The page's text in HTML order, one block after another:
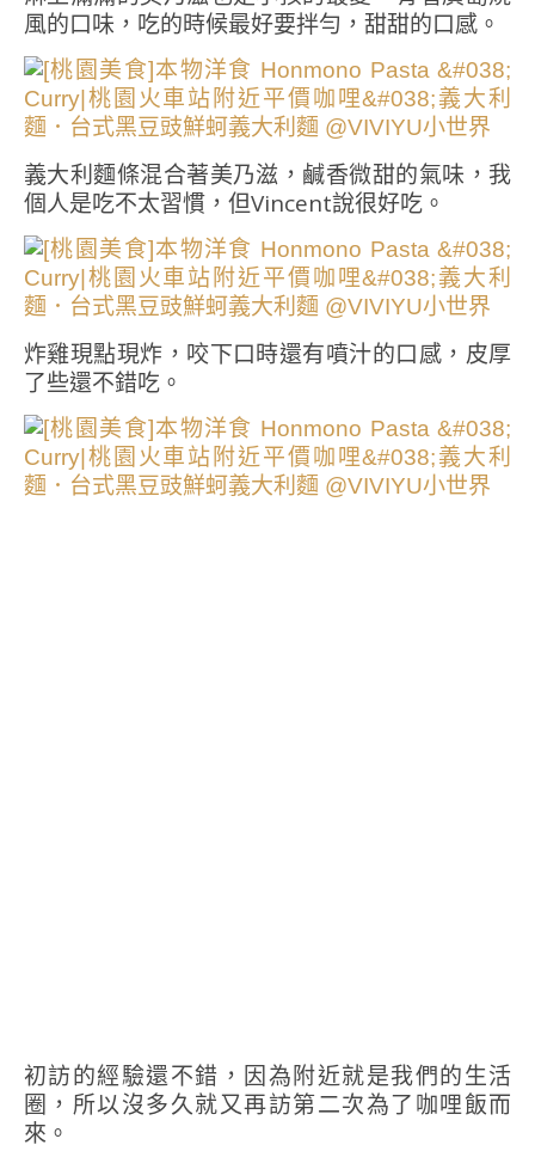
風的口味，吃的時候最好要拌勻，甜甜的口感。
義大利麵條混合著美乃滋，鹹香微甜的氣味，我
個人是吃不太習慣，但Vincent說很好吃。
炸雞現點現炸，咬下口時還有噴汁的口感，皮厚
了些還不錯吃。
初訪的經驗還不錯，因為附近就是我們的生活
圈，所以沒多久就又再訪第二次為了咖哩飯而
來。